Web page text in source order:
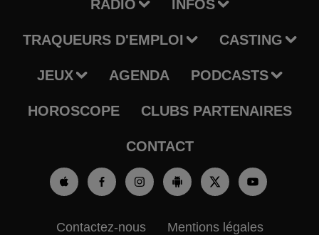
RADIO INFOS
TRAQUEURS D'EMPLOI CASTING
JEUX AGENDA PODCASTS
HOROSCOPE CLUBS PARTENAIRES
CONTACT
Contactez-nous Mentions légales